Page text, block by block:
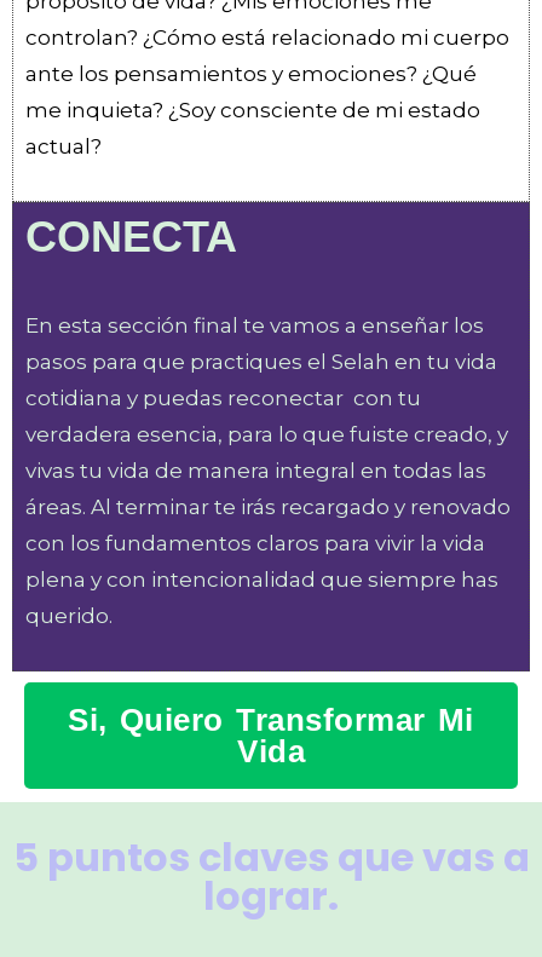
controlan? ¿Cómo está relacionado mi cuerpo
ante los pensamientos y emociones? ¿Qué
me inquieta? ¿Soy consciente de mi estado
actual?
CONECTA
En esta sección final te vamos a enseñar los
pasos para que practiques el Selah en tu vida
cotidiana y puedas reconectar con tu
verdadera esencia, para lo que fuiste creado, y
vivas tu vida de manera integral en todas las
áreas. Al terminar te irás recargado y renovado
con los fundamentos claros para vivir la vida
plena y con intencionalidad que siempre has
querido.
Si, Quiero Transformar Mi
Vida
5 puntos claves que vas a
lograr.